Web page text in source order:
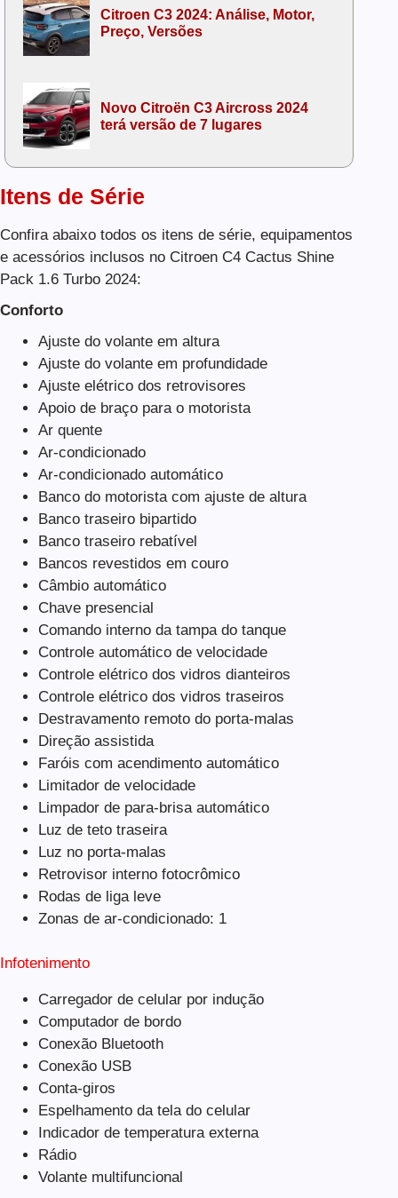
Citroen C3 2024: Análise, Motor,
Preço, Versões
Novo Citroën C3 Aircross 2024
terá versão de 7 lugares
Itens de Série
Confira abaixo todos os itens de série, equipamentos
e acessórios inclusos no Citroen C4 Cactus Shine
Pack 1.6 Turbo 2024:
Conforto
Ajuste do volante em altura
Ajuste do volante em profundidade
Ajuste elétrico dos retrovisores
Apoio de braço para o motorista
Ar quente
Ar-condicionado
Ar-condicionado automático
Banco do motorista com ajuste de altura
Banco traseiro bipartido
Banco traseiro rebatível
Bancos revestidos em couro
Câmbio automático
Chave presencial
Comando interno da tampa do tanque
Controle automático de velocidade
Controle elétrico dos vidros dianteiros
Controle elétrico dos vidros traseiros
Destravamento remoto do porta-malas
Direção assistida
Faróis com acendimento automático
Limitador de velocidade
Limpador de para-brisa automático
Luz de teto traseira
Luz no porta-malas
Retrovisor interno fotocrômico
Rodas de liga leve
Zonas de ar-condicionado: 1
Infotenimento
Carregador de celular por indução
Computador de bordo
Conexão Bluetooth
Conexão USB
Conta-giros
Espelhamento da tela do celular
Indicador de temperatura externa
Rádio
Volante multifuncional